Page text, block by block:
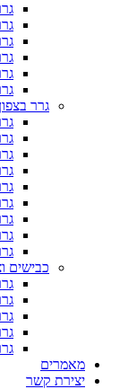
גרר
כבישים
מאמרים
יצירת קשר